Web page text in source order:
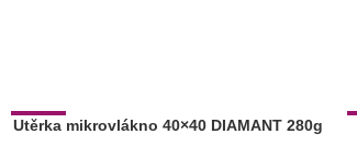
-12%
Utěrka mikrovlákno 40×40 DIAMANT 280g